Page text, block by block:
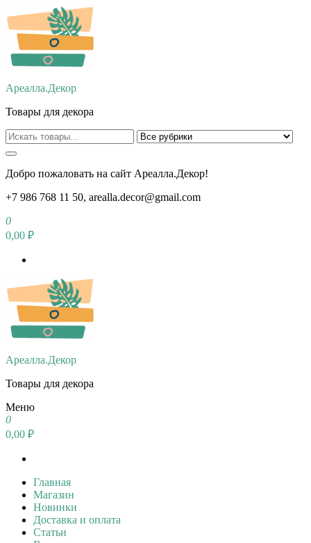
Перейти
к
содержимому
Ареалла.Декор
Товары для декора
Добро пожаловать на сайт Ареалла.Декор!
+7 986 768 11 50, arealla.decor@gmail.com
0
0,00 ₽
Ареалла.Декор
Товары для декора
Меню
0
0,00 ₽
Главная
Магазин
Новинки
Доставка и оплата
Статьи